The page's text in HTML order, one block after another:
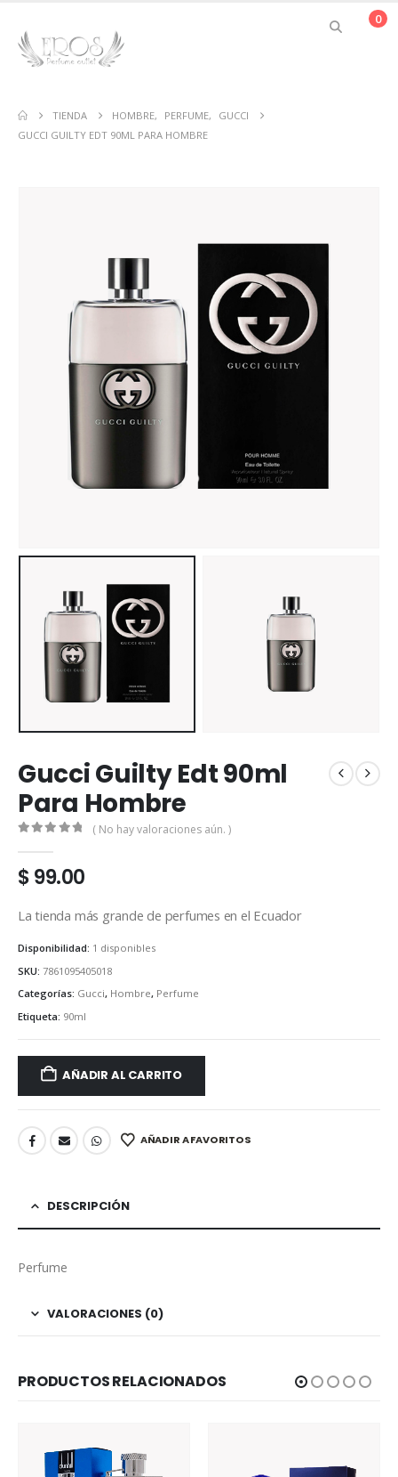
0
TIENDA HOMBRE, PERFUME,
GUCCI
GUCCI GUILTY EDT 90ML PARA HOMBRE
Gucci Guilty Edt 90ml
Para Hombre
( No hay valoraciones aún. )
$99.00
La tienda más grande de perfumes en el Ecuador
Disponibilidad: 1 disponibles
SKU: 7861095405018
Categorías: Gucci, Hombre, Perfume
Etiqueta: 90ml
AÑADIR AL CARRITO
AÑADIR A FAVORITOS
DESCRIPCIÓN
Perfume
VALORACIONES (0)
PRODUCTOS RELACIONADOS